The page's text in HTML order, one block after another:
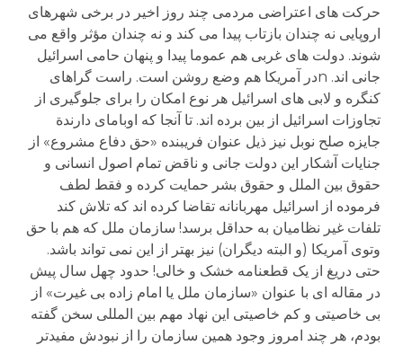
حرکت های اعتراضی مردمی چند روز اخیر در برخی شهرهای
اروپایی نه چندان بازتاب پیدا می کند و نه چندان مؤثر واقع می
شوند. دولت های غربی هم عموما پیدا و پنهان حامی اسرائیل
جانی اند. nدر آمریکا هم وضع روشن است. راست گراهای
کنگره و لابی های اسرائیل هر نوع امکان را برای جلوگیری از
تجاوزات اسرائیل از بین برده اند. تا آنجا که اوبامای دارندة
جایزه صلح نوبل نیز ذیل عنوان فریبنده «حق دفاع مشروع» از
جنایات آشکار این دولت جانی و ناقض تمام اصول انسانی و
حقوق بین الملل و حقوق بشر حمایت کرده و فقط لطف
فرموده از اسرائیل مهربانانه تقاضا کرده اند که تلاش کند
تلفات غیر نظامیان به حداقل برسد! سازمان ملل که هم با حق
وتوی آمریکا (و البته دیگران) نیز بهتر از این نمی تواند باشد.
حتی دریغ از یک قطعنامه خشک و خالی! حدود چهل سال پیش
در مقاله ای با عنوان «سازمان ملل یا امام زاده بی غیرت» از
بی خاصیتی و کم خاصیتی این نهاد مهم بین المللی سخن گفته
بودم، هر چند امروز وجود همین سازمان را از نبودش مفیدتر